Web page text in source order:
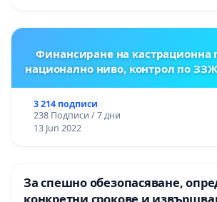
Финансиране на кастрационна
национално ниво, контрол по
3 214 подписи
238 Подписи / 7 дни
13 Jun 2022
За спешно обезопасяване,
конкретни срокове и